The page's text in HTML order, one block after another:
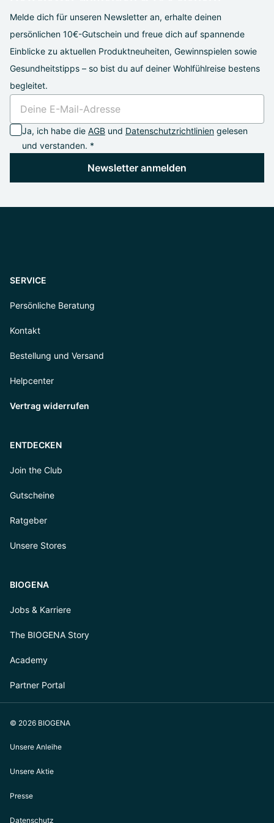
Melde dich für unseren Newsletter an, erhalte deinen
persönlichen 10€-Gutschein und freue dich auf spannende
Einblicke zu aktuellen Produktneuheiten, Gewinnspielen sowie
Gesundheitstipps – so bist du auf deiner Wohlfühlreise bestens
begleitet.
Ja, ich habe die AGB und Datenschutzrichtlinien gelesen
und verstanden. *
Newsletter anmelden
SERVICE
Persönliche Beratung
Kontakt
Bestellung und Versand
Helpcenter
Vertrag widerrufen
ENTDECKEN
Join the Club
Gutscheine
Ratgeber
Unsere Stores
BIOGENA
Jobs & Karriere
The BIOGENA Story
Academy
Partner Portal
© 2026 BIOGENA
Unsere Anleihe
Unsere Aktie
Presse
Datenschutz